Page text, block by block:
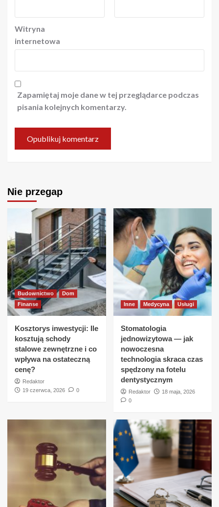
Witryna
internetowa
Zapamiętaj moje dane w tej przeglądarce podczas
pisania kolejnych komentarzy.
Nie przegap
Budownictwo
Dom
Finanse
Kosztorys inwestycji: Ile
kosztują schody
stalowe zewnętrzne i co
wpływa na ostateczną
cenę?
Redaktor
19 czerwca, 2026
0
Inne Medycyna Usługi
Stomatologia
jednowizytowa — jak
nowoczesna
technologia skraca czas
spędzony na fotelu
dentystycznym
Redaktor
18 maja, 2026
0